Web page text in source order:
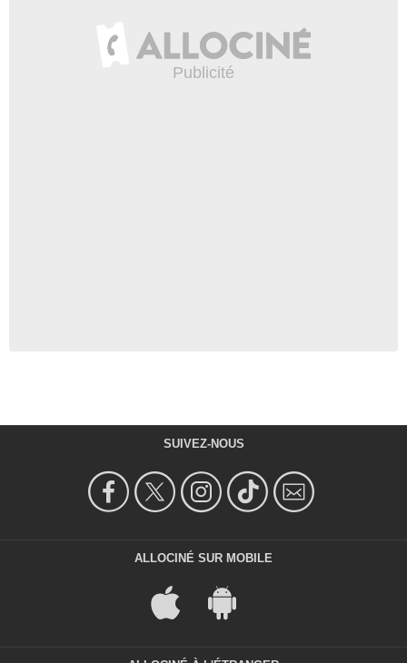
SUIVEZ-NOUS
ALLOCINÉ SUR MOBILE